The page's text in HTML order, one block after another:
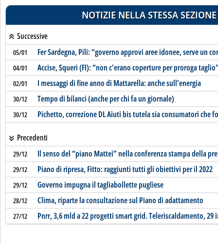
NOTIZIE NELLA STESSA SEZIONE
Successive
05/01 Fer Sardegna, Pili: “governo approvi aree idonee, serve un
04/01 Accise, Squeri (FI): “non c'erano coperture per proroga
02/01 I messaggi di fine anno di Mattarella: anche sull'energia
30/12 Tempo di bilanci (anche per chi fa un giornale)
30/12 Pichetto, correzione DL Aiuti bis tutela sia consumatori che
Precedenti
29/12 Il senso del “piano Mattei” nella conferenza stampa della
29/12 Piano di ripresa, Fitto: raggiunti tutti gli obiettivi per il 2022
29/12 Governo impugna il tagliabollette pugliese
28/12 Clima, riparte la consultazione sul Piano di adattamento
27/12 Pnrr, 3,6 mld a 22 progetti smart grid. Teleriscaldamento, 29